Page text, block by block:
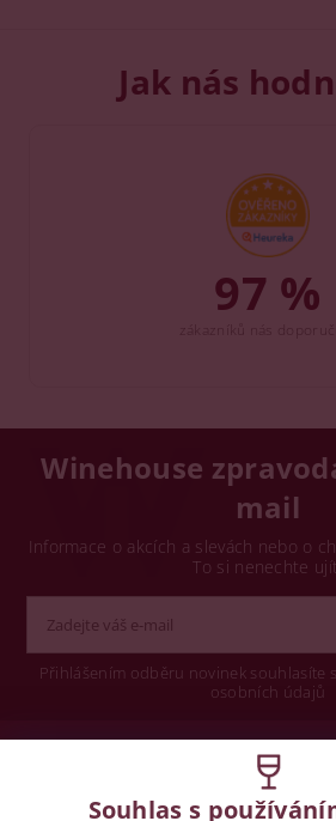
Jak nás
97 %
Winehouse
mail
Informace o akcích a slevách nebo o
To si nenechte ujít.
Přihlášením odběru novinek souhlasíte
osobních údajů
Souhlas s